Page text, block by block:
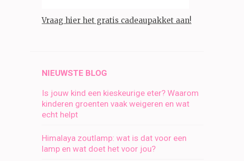
Vraag hier het gratis cadeaupakket aan!
NIEUWSTE BLOG
Is jouw kind een kieskeurige eter? Waarom
kinderen groenten vaak weigeren en wat
echt helpt
Himalaya zoutlamp: wat is dat voor een
lamp en wat doet het voor jou?